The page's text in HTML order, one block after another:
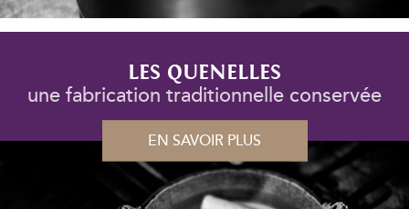
LES QUENELLES
une fabrication traditionnelle conservée
EN SAVOIR PLUS